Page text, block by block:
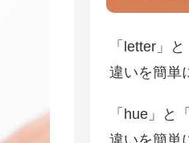
「letter」
違いを簡単
「hue」と